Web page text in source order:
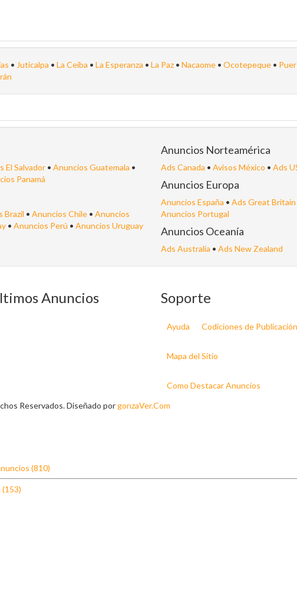
• Juticalpa • La Ceiba • La Esperanza • La Paz • Nacaome • Ocotepeque •
El Salvador • Anuncios Guatemala •
Panamá
Brazil • Anuncios Chile • Anuncios
• Anuncios Perú • Anuncios Uruguay
Anuncios Norteamérica
Ads Canada • Avisos México • Ads
Anuncios Europa
Anuncios España • Ads Great Britain
Anuncios Portugal
Anuncios Oceanía
Ads Australia • Ads New Zealand
Anuncios Soporte
Ayuda Codiciones de Publicación
Mapa del Sitio
Como Destacar Anuncios
Reservados. Diseñado porgonzaVer.Com
(810)
(153)